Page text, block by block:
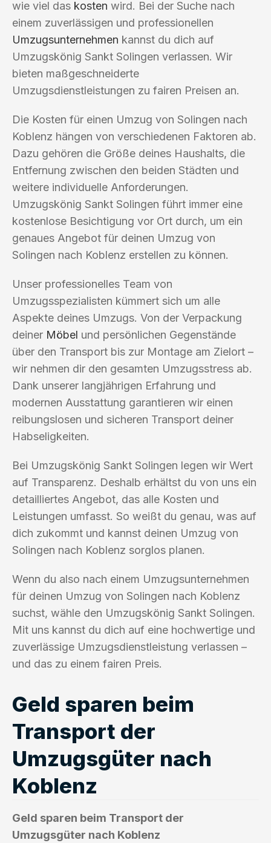
wie viel das kosten wird. Bei der Suche nach
einem zuverlässigen und professionellen
Umzugsunternehmen kannst du dich auf
Umzugskönig Sankt Solingen verlassen. Wir
bieten maßgeschneiderte
Umzugsdienstleistungen zu fairen Preisen an.
Die Kosten für einen Umzug von Solingen nach
Koblenz hängen von verschiedenen Faktoren ab.
Dazu gehören die Größe deines Haushalts, die
Entfernung zwischen den beiden Städten und
weitere individuelle Anforderungen.
Umzugskönig Sankt Solingen führt immer eine
kostenlose Besichtigung vor Ort durch, um ein
genaues Angebot für deinen Umzug von
Solingen nach Koblenz erstellen zu können.
Unser professionelles Team von
Umzugsspezialisten kümmert sich um alle
Aspekte deines Umzugs. Von der Verpackung
deiner Möbel und persönlichen Gegenstände
über den Transport bis zur Montage am Zielort –
wir nehmen dir den gesamten Umzugsstress ab.
Dank unserer langjährigen Erfahrung und
modernen Ausstattung garantieren wir einen
reibungslosen und sicheren Transport deiner
Habseligkeiten.
Bei Umzugskönig Sankt Solingen legen wir Wert
auf Transparenz. Deshalb erhältst du von uns ein
detailliertes Angebot, das alle Kosten und
Leistungen umfasst. So weißt du genau, was auf
dich zukommt und kannst deinen Umzug von
Solingen nach Koblenz sorglos planen.
Wenn du also nach einem Umzugsunternehmen
für deinen Umzug von Solingen nach Koblenz
suchst, wähle den Umzugskönig Sankt Solingen.
Mit uns kannst du dich auf eine hochwertige und
zuverlässige Umzugsdienstleistung verlassen –
und das zu einem fairen Preis.
Geld sparen beim
Transport der
Umzugsgüter nach
Koblenz
Geld sparen beim Transport der
Umzugsgüter nach Koblenz